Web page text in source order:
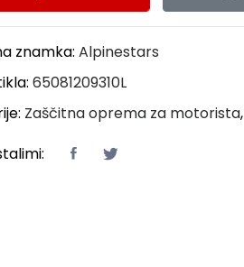
znamka: Alpinestars
65081209310L
Zaščitna oprema za motorista,